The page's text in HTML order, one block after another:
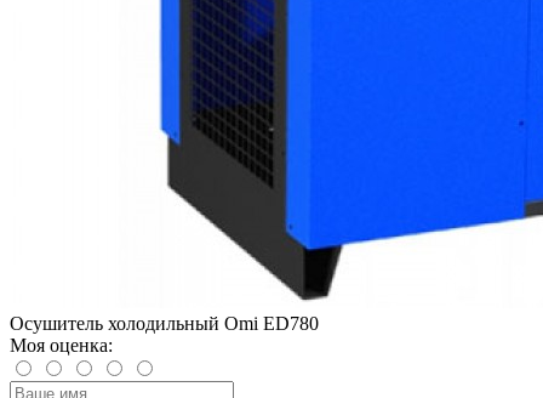
Осушитель холодильный Omi ED780
Моя оценка: